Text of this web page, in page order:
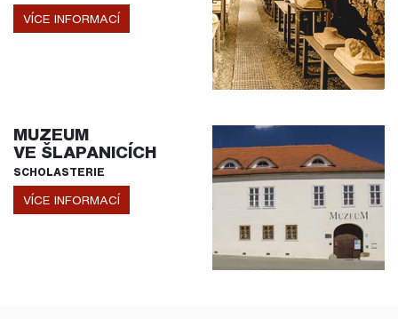
VÍCE INFORMACÍ
MUZEUM
VE ŠLAPANICÍCH
SCHOLASTERIE
VÍCE INFORMACÍ